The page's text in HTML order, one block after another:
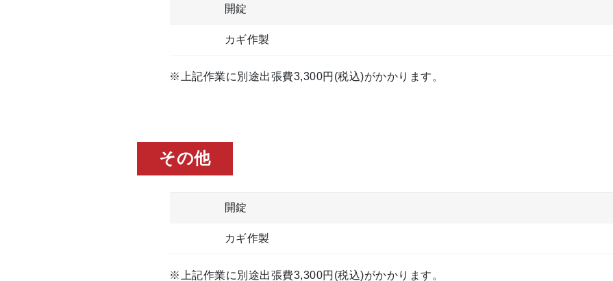
開錠
カギ作製
※上記作業に別途出張費3,300円(税込)がかかります。
その他
開錠
カギ作製
※上記作業に別途出張費3,300円(税込)がかかります。